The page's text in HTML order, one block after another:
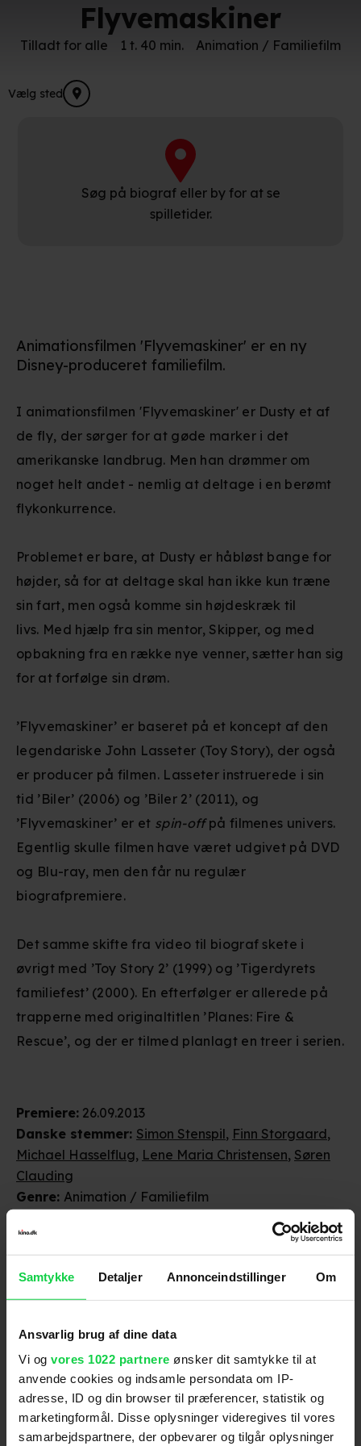
Samtykke Detaljer Annonceindstillinger Om
Ansvarlig brug af dine data
Vi og vores 1022 partnere ønsker dit samtykke til at
anvende cookies og indsamle persondata om IP-
adresse, ID og din browser til præferencer, statistik og
marketingformål. Disse oplysninger videregives til vores
samarbejdspartnere, der opbevarer og tilgår oplysninger
Flyvemaskiner
Tilladt for alle 1 t. 40 min. Animation / Familiefilm
Vælg sted
Søg på biograf eller by for at se
spilletider.
Premiere: 26.09.2013
Danske stemmer: Simon Stenspil, Finn Storgaard,
Michael Hasselflug, Lene Maria Christensen, Søren
Clauding
Genre: Animation / Familiefilm
Aldersmærke
Tilladt for alle
Filmen rummer ingen skræmmende elementer.
Vises i original tale og dansk version.
Distributør: Disney
Animationsfilmen 'Flyvemaskiner' er en ny
Disney-produceret familiefilm.
I animationsfilmen 'Flyvemaskiner' er Dusty et af
de fly, der sørger for at gøde marker i det
amerikanske landbrug. Men han drømmer om
noget helt andet - nemlig at deltage i en berømt
flykonkurrence.
Problemet er bare, at Dusty er håbløst bange for
højder, så for at deltage skal han ikke kun træne
sin fart, men også komme sin højdeskræk til
livs. Med hjælp fra sin mentor, Skipper, og med
opbakning fra en række nye venner, sætter han sig
for at forfølge sin drøm.
’Flyvemaskiner’ er baseret på et koncept af den
legendariske John Lasseter (Toy Story), der også
er producer på filmen. Lasseter instruerede i sin
tid ’Biler’ (2006) og ’Biler 2’ (2011), og
’Flyvemaskiner’ er et spin-offpå filmenes univers.
Egentlig skulle filmen have været udgivet på DVD
og Blu-ray, men den får nu regulær
biografpremiere.
Det samme skifte fra video til biograf skete i
øvrigt med ’Toy Story 2’ (1999) og ’Tigerdyrets
familiefest’ (2000). En efterfølger er allerede på
trapperne med originaltitlen ’Planes: Fire &
Rescue’, og der er tilmed planlagt en treer i serien.